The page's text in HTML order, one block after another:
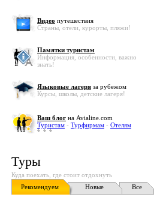
Видео путешествия
Страны, отели, курорты, пляжи!
Памятки туристам
Информация, особенности, важно
знать!
Языковые лагеря за рубежом
Курсы, школы, детские лагеря!
Ваш блог на Avialine.com
Туристам - Турфирмам - Отелям
Туры
Куда поехать, где стоит отдохнуть
Рекомендуем
Новые Все